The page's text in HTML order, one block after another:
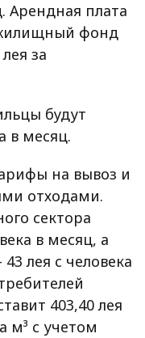
Арендная плата
фонд
за
будут
в месяц.
на вывоз и
отходами.
сектора
в месяц, а
лея с человека
403,40 лея
м³ с учетом